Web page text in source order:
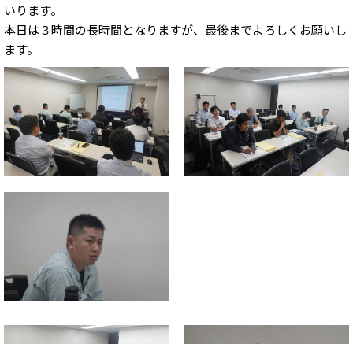
いります。
本日は３時間の長時間となりますが、最後までよろしくお願いし
ます。